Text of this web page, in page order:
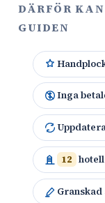
DÄRFÖR
GUIDEN
Inga
12